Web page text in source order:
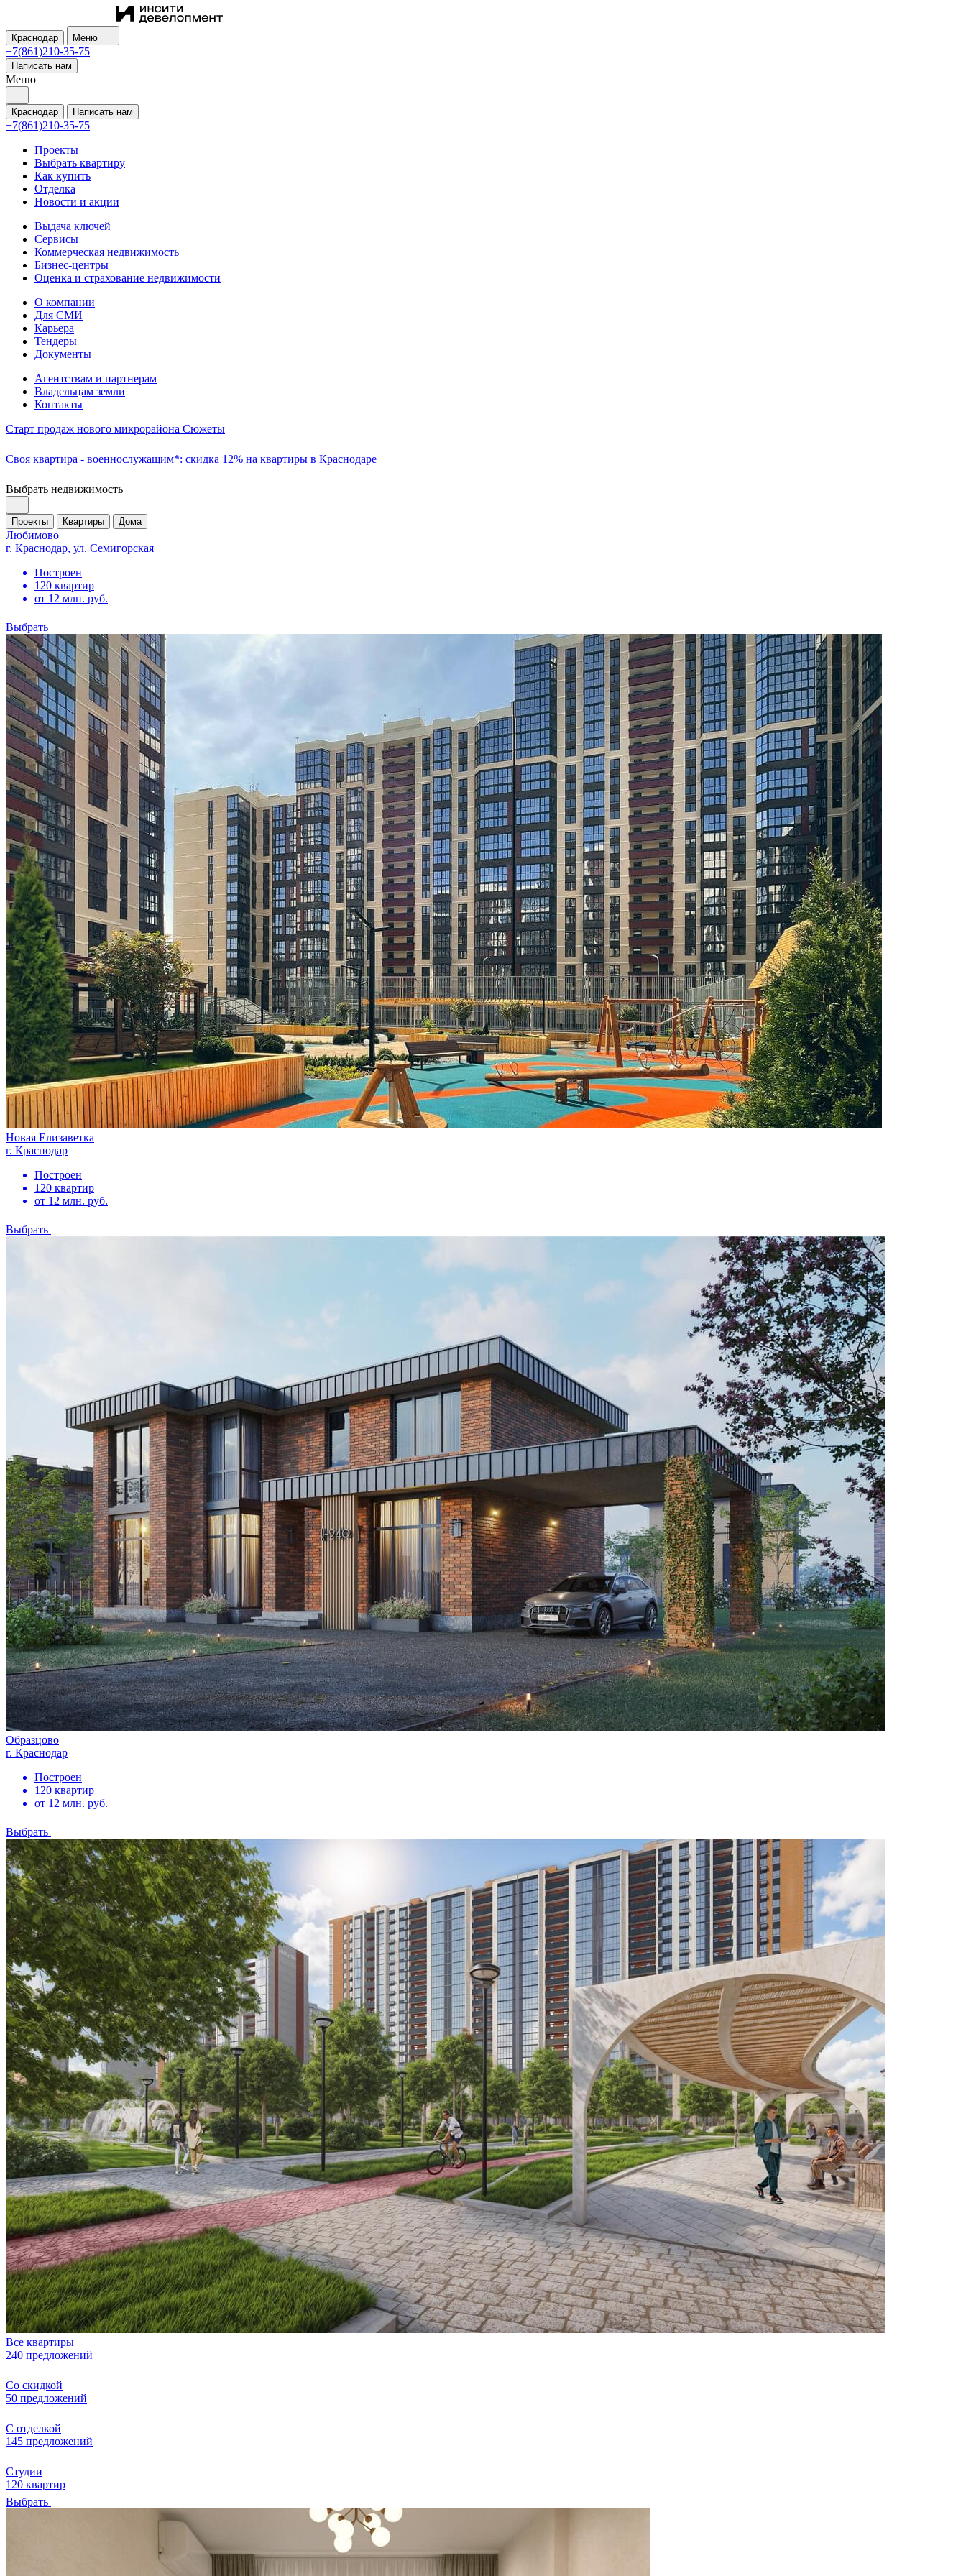
Краснодар Меню
+7(861)210-35-75
Написать нам
Меню
Краснодар Написать нам
+7(861)210-35-75
Проекты
Выбрать квартиру
Как купить
Отделка
Новости и акции
Выдача ключей
Сервисы
Коммерческая недвижимость
Бизнес-центры
Оценка и страхование недвижимости
О компании
Для СМИ
Карьера
Тендеры
Документы
Агентствам и партнерам
Владельцам земли
Контакты
Старт продаж нового микрорайона Сюжеты
Своя квартира - военнослужащим*: скидка 12% на квартиры в Краснодаре
Выбрать недвижимость
Проекты Квартиры Дома
Любимово
г. Краснодар, ул. Семигорская
Построен
120 квартир
от 12 млн. руб.
Выбрать
Новая Елизаветка
г. Краснодар
Построен
120 квартир
от 12 млн. руб.
Выбрать
Образцово
г. Краснодар
Построен
120 квартир
от 12 млн. руб.
Выбрать
Все квартиры
240 предложений
Со скидкой
50 предложений
С отделкой
145 предложений
Студии
120 квартир
Выбрать